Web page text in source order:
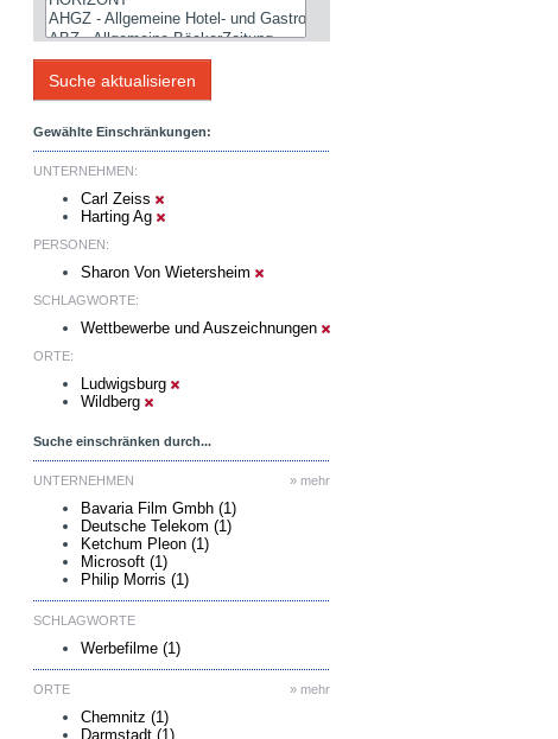
Gewählte Einschränkungen:
UNTERNEHMEN:
Carl Zeiss
Harting Ag
PERSONEN:
Sharon Von Wietersheim
SCHLAGWORTE:
Wettbewerbe und Auszeichnungen
ORTE:
Ludwigsburg
Wildberg
Suche einschränken durch...
» mehr
UNTERNEHMEN
Bavaria Film Gmbh (1)
Deutsche Telekom (1)
Ketchum Pleon (1)
Microsoft (1)
Philip Morris (1)
SCHLAGWORTE
Werbefilme (1)
» mehr
ORTE
Chemnitz (1)
Darmstadt (1)